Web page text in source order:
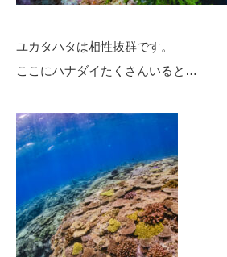
ユカタハタは相性抜群です。
ここにハナダイたくさんいると…